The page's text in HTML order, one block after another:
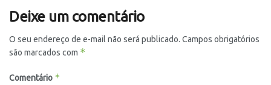
Deixe um comentário
O seu endereço de e-mail não será publicado. Campos obrigatórios
são marcados com *
Comentário *